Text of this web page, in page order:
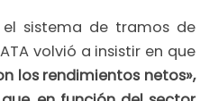
sistema de tramos de
volvió a insistir en que
los rendimientos netos»,